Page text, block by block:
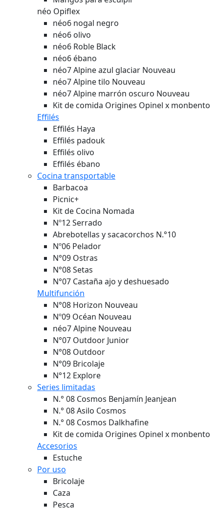
néo Opiflex
néo6 nogal negro
néo6 olivo
néo6 Roble Black
néo6 ébano
néo7 Alpine azul glaciar Nouveau
néo7 Alpine tilo Nouveau
néo7 Alpine marrón oscuro Nouveau
Kit de comida Origines Opinel x monbento
Effilés
Effilés Haya
Effilés padouk
Effilés olivo
Effilés ébano
Cocina transportable
Barbacoa
Picnic+
Kit de Cocina Nomada
Nº12 Serrado
Abrebotellas y sacacorchos N.°10
Nº06 Pelador
N°09 Ostras
N°08 Setas
N°07 Castaña ajo y deshuesado
Multifunción
N°08 Horizon Nouveau
Nº09 Océan Nouveau
néo7 Alpine Nouveau
N°07 Outdoor Junior
N°08 Outdoor
N°09 Bricolaje
N°12 Explore
Series limitadas
N.° 08 Cosmos Benjamín Jeanjean
N.° 08 Asilo Cosmos
N.° 08 Cosmos Dalkhafine
Kit de comida Origines Opinel x monbento
Accesorios
Estuche
Por uso
Bricolaje
Caza
Pesca